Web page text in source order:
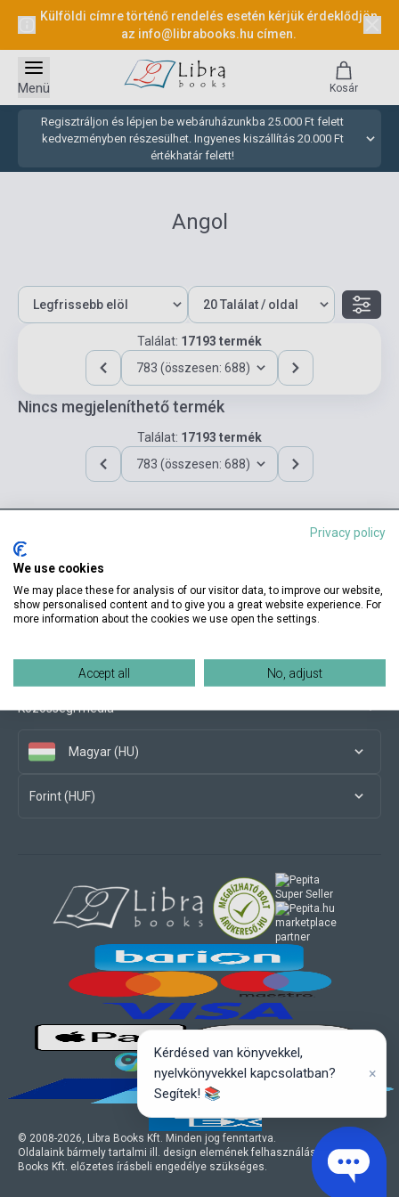
Külföldi címre történő rendelés esetén kérjük érdeklődjön
az info@librabooks.hu címen.
Regisztráljon és lépjen be webáruházunkba 25.000 Ft felett
kedvezményben részesülhet. Ingyenes kiszállítás 20.000 Ft
értékhatár felett!
Menü Kosár
Angol
Találat: 17193 termék
783 (összesen: 688)
Nincs megjeleníthető termék
Találat: 17193 termék
783 (összesen: 688)
Elérhetőségeink
Közösségi média
Magyar (HU)
Forint (HUF)
© 2008-2026, Libra Books Kft. Minden jog fenntartva.
Oldalaink bármely tartalmi ill. design elemének felhasználásához a Libra
Books Kft. előzetes írásbeli engedélye szükséges.
marketplace
partner
Privacy policy
We use cookies
We may place these for analysis of our visitor data, to improve our website,
show personalised content and to give you a great website experience. For
more information about the cookies we use open the settings.
Accept all No, adjust
Kérdésed van könyvekkel,
nyelvkönyvekkel kapcsolatban?
Segítek! 📚
×